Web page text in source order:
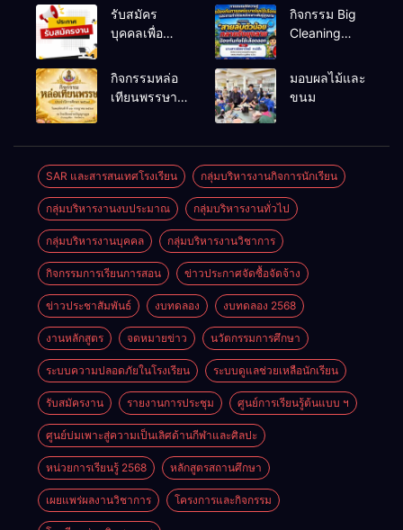
รับสมัคร
บุคคลเพื่อ
เลือกสรรเป็น
พนักงาน
กิจกรรม Big
Cleaning
ป้องกันโรคไข้
กิจกรรมหล่อ
เทียนพรรษา
มอบผลไม้และ
ขนม
SAR และสารสนเทศโรงเรียน กลุ่มบริหารงานกิจการนักเรียน
กลุ่มบริหารงานงบประมาณ กลุ่มบริหารงานทั่วไป
กลุ่มบริหารงานบุคคล กลุ่มบริหารงานวิชาการ
กิจกรรมการเรียนการสอน ข่าวประกาศจัดซื้อจัดจ้าง
ข่าวประชาสัมพันธ์ งบทดลอง งบทดลอง 2568
งานหลักสูตร จดหมายข่าว นวัตกรรมการศึกษา
ระบบความปลอดภัยในโรงเรียน ระบบดูแลช่วยเหลือนักเรียน
รับสมัครงาน รายงานการประชุม ศูนย์การเรียนรู้ต้นแบบ ฯ
ศูนย์บ่มเพาะสู่ความเป็นเลิศด้านกีฬาและศิลปะ
หน่วยการเรียนรู้ 2568 หลักสูตรสถานศึกษา
เผยแพร่ผลงานวิชาการ โครงการและกิจกรรม